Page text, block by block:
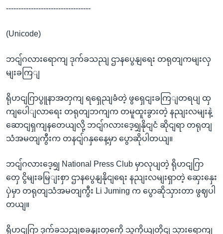
----------------------------------
(Unicode)
ဘငျ်ဂလားရောကျ ဒုက်ခသညျ ဌာနပွေနျရေး တရုတျကမျးလှ
မျးခကြျ
ရိုဟငျဂြာပွူနာအတှကျ ရရှေညျခံတဲ့ ဖွရှေငျးခကြျတရပျ ထှ
ကျပေါျလာရေး တရုတျဘကျက တမူထူးခွားတဲ့ နညျးလမျးနဲ့
ဆောငျရှကျနတေယျလို့ ဘငျ်ဂလားဒေ့ရျှနိုငျငံ ဆိုငျရာ တရုတျ
သံအမတျကွီးက တနငျ်ဂနှနေေ့မှာ ပွောဆိုပါတယျ။
ဘငျ်ဂလားဒေ့ရျှ National Press Club မှာလုပျတဲ့ ရိုဟငျဂြာ
တှေ ငွိမျးခမြျးစှာ ဌာနပွေနျနိုငျရေး နညျးလမျးရှာတဲ့ ဆှေးနှေး
ပှဲမှာ တရုတျသံအမတျကွီး Li Juming က ပွောဆိုသှားတာ ဖွဈပါ
တယျ။
ရိုဟငျဂြာ ဒုက်ခသညျစခနျးတှကေို သူကိုယျတိုငျ သှားရောကျ